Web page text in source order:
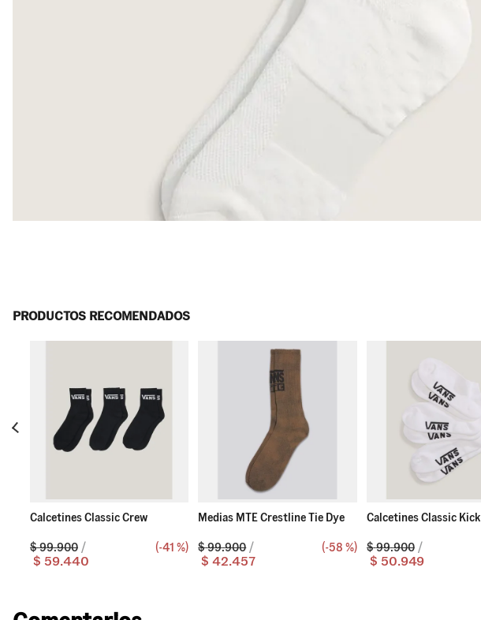
PRODUCTOS RECOMENDADOS
Calcetines Classic Crew
$99.900
$ 59.440
(-41 %)
Medias MTE Crestline Tie Dye
$99.900
$ 42.457
(-58 %)
Calcetines Classic Kick
$99.900
$ 50.949